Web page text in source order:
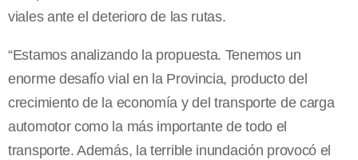
viales ante el deterioro de las rutas.
“Estamos analizando la propuesta. Tenemos un
enorme desafío vial en la Provincia, producto del
crecimiento de la economía y del transporte de carga
automotor como la más importante de todo el
transporte. Además, la terrible inundación provocó el